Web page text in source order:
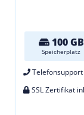
100 GB
Speicherplatz
Telefonsupport
SSL Zertifikat